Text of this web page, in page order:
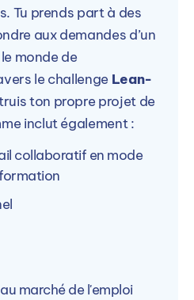
Tu prends part à des
aux demandes d’un
monde de
le challenge Lean-
ton propre projet de
inclut également :
collaboratif en mode
marché de l'emploi